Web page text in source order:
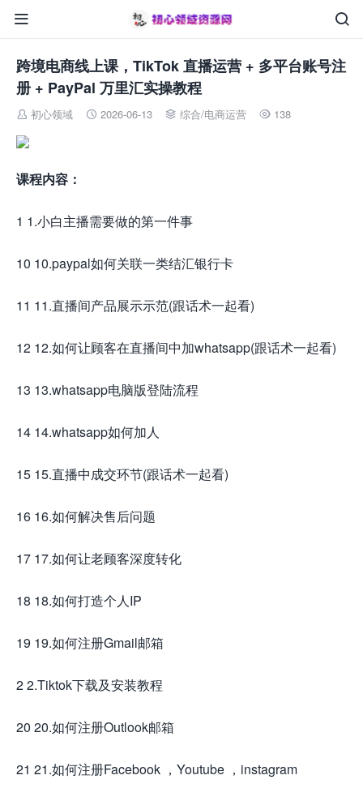


跨境电商线上课，TikTok 直播运营 + 多平台账号注
册 + PayPal 万里汇实操教程
 初心领域  2026-06-13  综合/电商运营  138
课程内容：
1 1.小白主播需要做的第一件事
10 10.paypal如何关联一类结汇银行卡
11 11.直播间产品展示示范(跟话术一起看)
12 12.如何让顾客在直播间中加whatsapp(跟话术一起看)
13 13.whatsapp电脑版登陆流程
14 14.whatsapp如何加人
15 15.直播中成交环节(跟话术一起看)
16 16.如何解决售后问题
17 17.如何让老顾客深度转化
18 18.如何打造个人IP
19 19.如何注册Gmail邮箱
2 2.Tiktok下载及安装教程
20 20.如何注册Outlook邮箱
21 21.如何注册Facebook ，Youtube ，instagram